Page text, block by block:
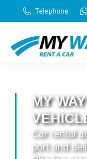
Telephone
MY
Car rental
port and